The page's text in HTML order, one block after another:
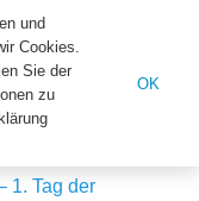
der
1. Tag der
und
Cookies.
Sie der
zu
OK